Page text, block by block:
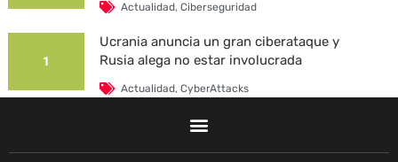
Actualidad,Ciberseguridad
1
Ucrania anuncia un gran ciberataque y
Rusia alega no estar involucrada
Actualidad,CyberAttacks
La Universidad Autónoma de Barcelona es